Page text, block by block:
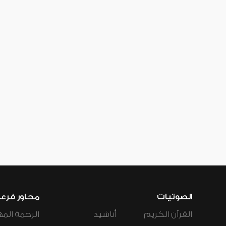
الصوتيات
القرآن الكريم
أناشيد
محاور
الرحمة